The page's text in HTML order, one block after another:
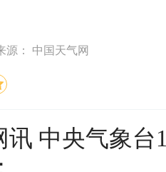
源： 中国天气网
讯 中央气象台